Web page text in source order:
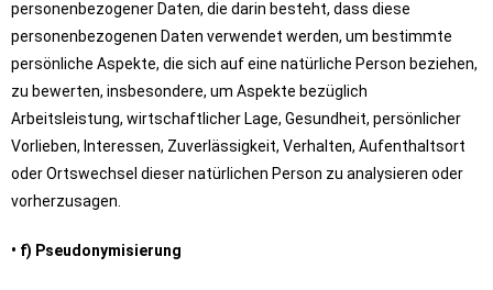
personenbezogener Daten, die darin besteht, dass diese
personenbezogenen Daten verwendet werden, um bestimmte
persönliche Aspekte, die sich auf eine natürliche Person beziehen,
zu bewerten, insbesondere, um Aspekte bezüglich
Arbeitsleistung, wirtschaftlicher Lage, Gesundheit, persönlicher
Vorlieben, Interessen, Zuverlässigkeit, Verhalten, Aufenthaltsort
oder Ortswechsel dieser natürlichen Person zu analysieren oder
vorherzusagen.
• f) Pseudonymisierung